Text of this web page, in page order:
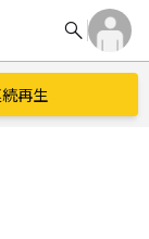
search
再生